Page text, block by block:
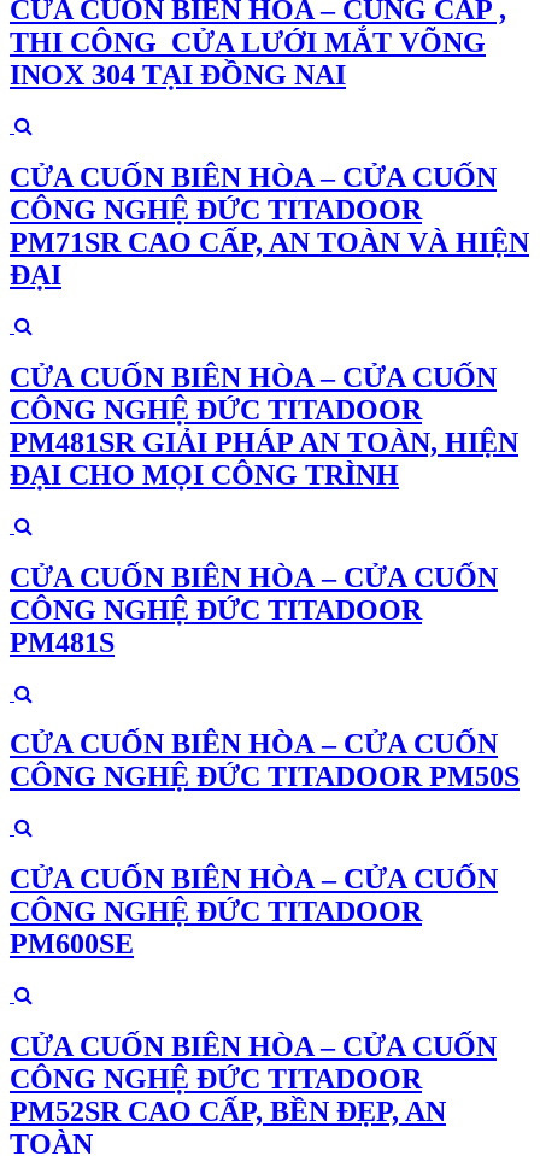
CỬA CUỐN BIÊN HÒA – CUNG CẤP ,
THI CÔNG CỬA LƯỚI MẮT VÕNG
INOX 304 TẠI ĐỒNG NAI
CỬA CUỐN BIÊN HÒA – CỬA CUỐN
CÔNG NGHỆ ĐỨC TITADOOR
PM71SR CAO CẤP, AN TOÀN VÀ HIỆN
ĐẠI
CỬA CUỐN BIÊN HÒA – CỬA CUỐN
CÔNG NGHỆ ĐỨC TITADOOR
PM481SR GIẢI PHÁP AN TOÀN, HIỆN
ĐẠI CHO MỌI CÔNG TRÌNH
CỬA CUỐN BIÊN HÒA – CỬA CUỐN
CÔNG NGHỆ ĐỨC TITADOOR
PM481S
CỬA CUỐN BIÊN HÒA – CỬA CUỐN
CÔNG NGHỆ ĐỨC TITADOOR PM50S
CỬA CUỐN BIÊN HÒA – CỬA CUỐN
CÔNG NGHỆ ĐỨC TITADOOR
PM600SE
CỬA CUỐN BIÊN HÒA – CỬA CUỐN
CÔNG NGHỆ ĐỨC TITADOOR
PM52SR CAO CẤP, BỀN ĐẸP, AN
TOÀN